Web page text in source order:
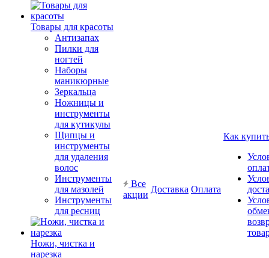
Товары для красоты
Антизапах
Пилки для
ногтей
Наборы
маникюрные
Зеркальца
Ножницы и
инструменты
для кутикулы
Щипцы и
инструменты
для удаления
волос
Инструменты
для мазолей
Инструменты
для ресниц
Ножи, чистка и
нарезка
Все
акции
Доставка Оплата
Как